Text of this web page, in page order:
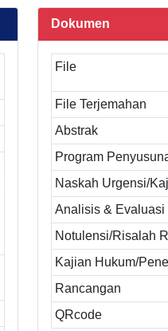
Dokumen
File
File Terjemahan
Abstrak
Program
Naskah Urgensi/
Analisis & Evaluasi
Notulensi/Risalah
Kajian Hukum/
Rancangan
QRcode